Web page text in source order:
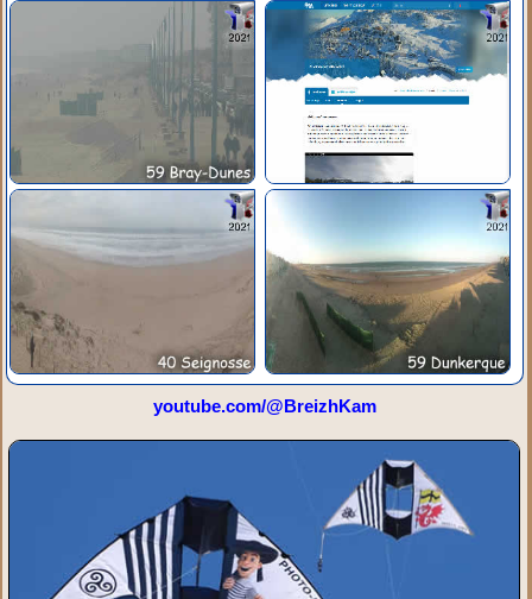
youtube.com/@BreizhKam